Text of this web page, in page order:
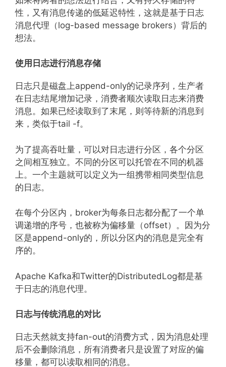
性，又有消息传递的低延迟特性，这就是基于日志
消息代理（log-based message brokers）背后的
想法。
使用日志进行消息存储
日志只是磁盘上append-only的记录序列，生产者
在日志结尾增加记录，消费者顺次读取日志来消费
消息。如果已经读取到了末尾，则等待新的消息到
来，类似于tail -f。
为了提高吞吐量，可以对日志进行分区，各个分区
之间相互独立。不同的分区可以托管在不同的机器
上。一个主题就可以定义为一组携带相同类型信息
的日志。
在每个分区内，broker为每条日志都分配了一个单
调递增的序号，也被称为偏移量（offset）。因为分
区是append-only的，所以分区内的消息是完全有
序的。
Apache Kafka和Twitter的DistributedLog都是基
于日志的消息代理。
日志与传统消息的对比
日志天然就支持fan-out的消费方式，因为消息处理
后不会删除消息，所有消费者只是设置了对应的偏
移量，都可以读取相同的消息。